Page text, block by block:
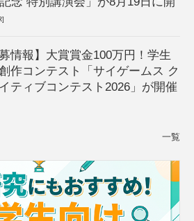
募情報】大賞賞金100万円！学生
作コンテスト「サイゲームス ク
ティブコンテスト2026」が開催
一覧